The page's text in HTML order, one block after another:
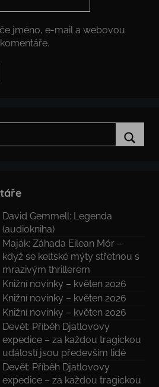
jméno, e-mail a webovou
David Gemmell: Legenda
(audiokniha)
Maják: Záhada Eilean Mór –
když se keltské mýty střetnou s
mrazivým thrillerem
Knižní novinky – květen 2026
Knižní novinky – květen 2026
Knižní novinky – květen 2026
Devět: Příběh Djatlovovy
expedice – za každou tragickou
událostí jsou především lidé
Devět: Příběh Djatlovovy
expedice – za každou tragickou